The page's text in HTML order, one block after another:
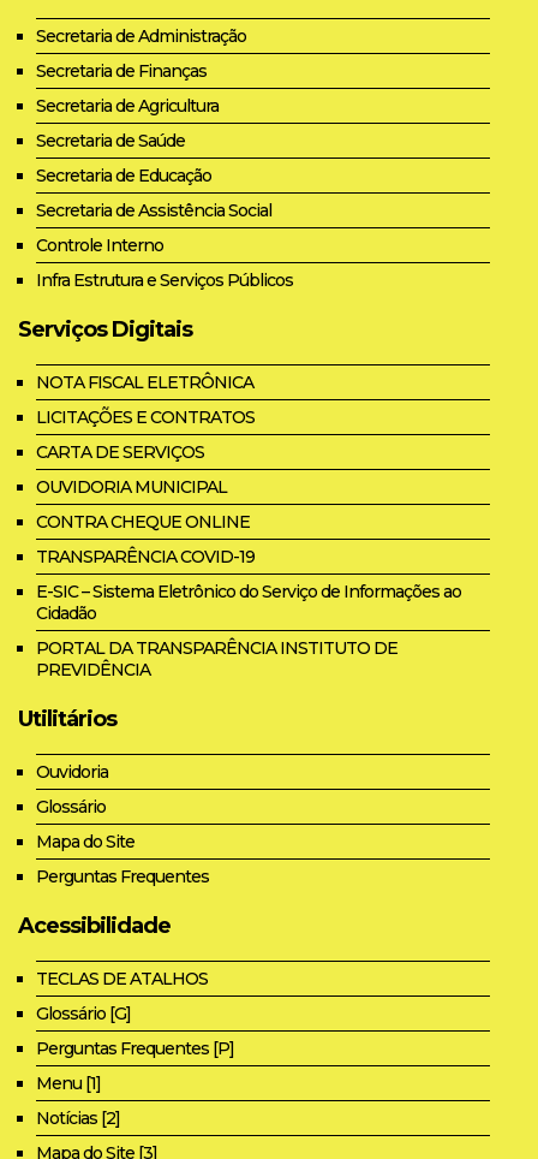
Secretaria de Administração
Secretaria de Finanças
Secretaria de Agricultura
Secretaria de Saúde
Secretaria de Educação
Secretaria de Assistência Social
Controle Interno
Infra Estrutura e Serviços Públicos
Serviços Digitais
NOTA FISCAL ELETRÔNICA
LICITAÇÕES E CONTRATOS
CARTA DE SERVIÇOS
OUVIDORIA MUNICIPAL
CONTRA CHEQUE ONLINE
TRANSPARÊNCIA COVID-19
E-SIC – Sistema Eletrônico do Serviço de Informações ao
Cidadão
PORTAL DA TRANSPARÊNCIA INSTITUTO DE
PREVIDÊNCIA
Utilitários
Ouvidoria
Glossário
Mapa do Site
Perguntas Frequentes
Acessibilidade
TECLAS DE ATALHOS
Glossário [G]
Perguntas Frequentes [P]
Menu [1]
Notícias [2]
Mapa do Site [3]